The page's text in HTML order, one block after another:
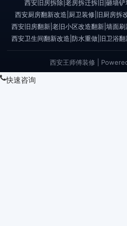
西安旧房拆除|老房拆迁拆旧|砸墙
西安厨房翻新改造|厨卫装修|旧厨房
西安旧房翻新|老旧小区改造翻新|墙面
西安卫生间翻新改造|防水重做|旧卫浴
西安王师傅装修 |
快速咨询